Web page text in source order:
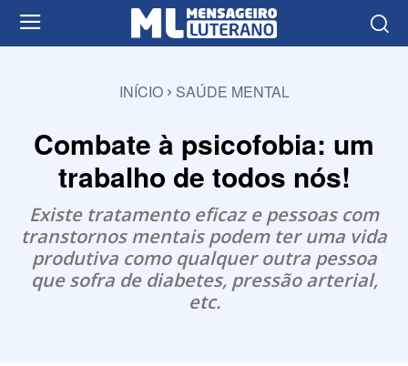
INÍCIO SAÚDE MENTAL
Combate à psicofobia: um
trabalho de todos nós!
Existe tratamento eficaz e pessoas com
transtornos mentais podem ter uma vida
produtiva como qualquer outra pessoa
que sofra de diabetes, pressão arterial,
etc.